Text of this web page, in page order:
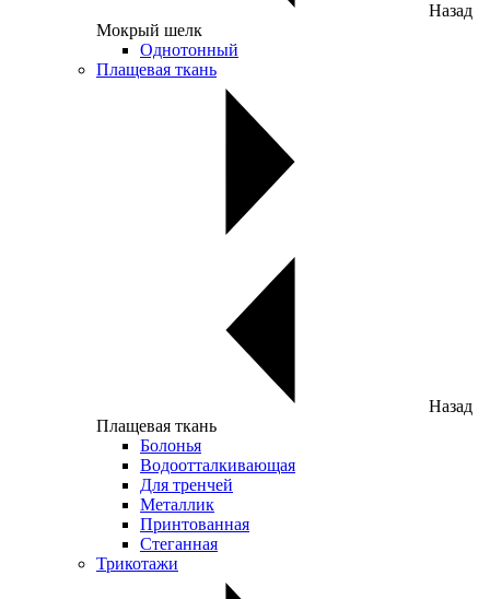
Назад
Мокрый шелк
Однотонный
Плащевая ткань
Назад
Плащевая ткань
Болонья
Водоотталкивающая
Для тренчей
Металлик
Принтованная
Стеганная
Трикотажи